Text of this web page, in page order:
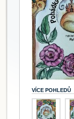
VÍCE POHLEDŮ